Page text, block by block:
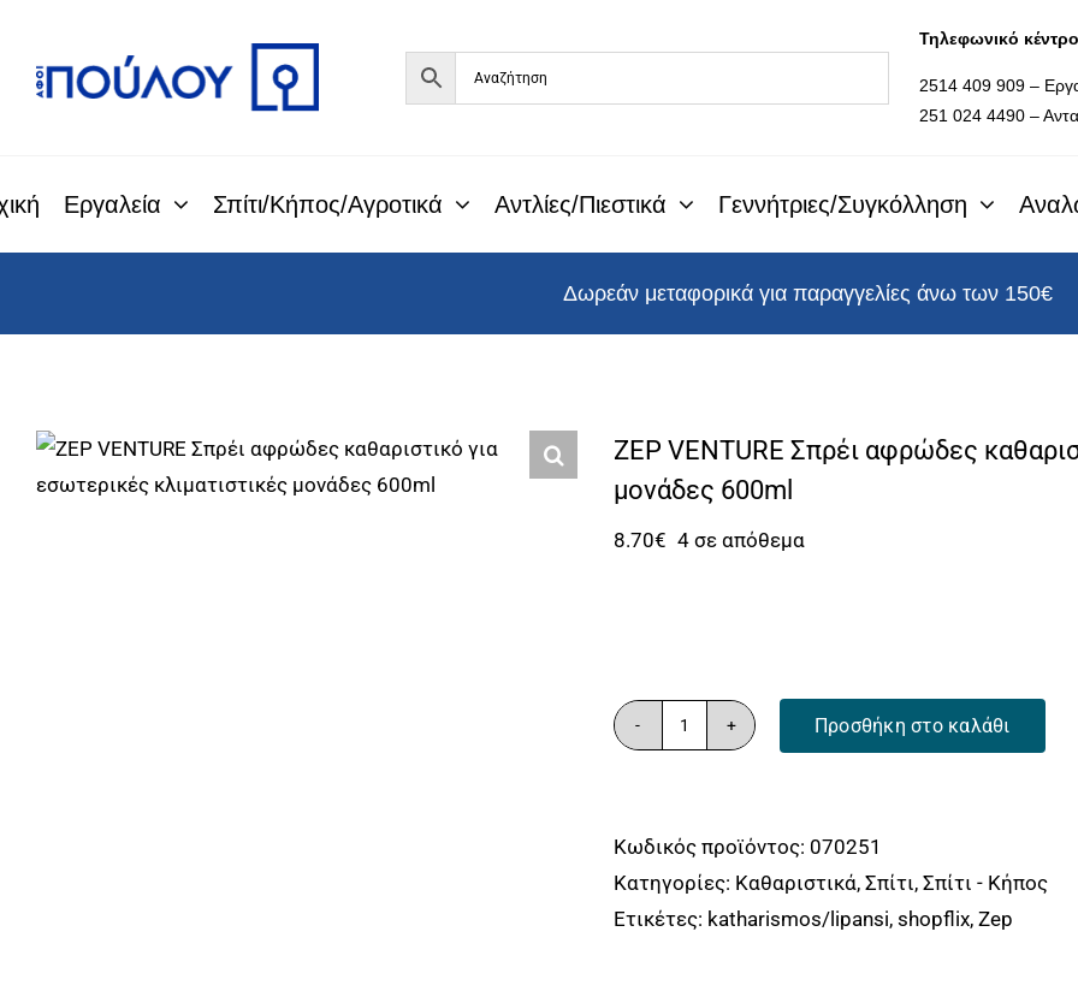
περιεχόμενο
Τηλεφωνικό κέντρο
2514 409 909 –
251 024 4490 –
Εργαλεία Σπίτι/Κήπος/Αγροτικά Αντλίες/Πιεστικά Γεννήτριες/Συγκόλληση
Δωρεάν μεταφορικά για παραγγελίες άνω των 150€
ZEP VENTURE Σπρέι αφρώδες
μονάδες 600ml
8.70€ 4 σε απόθεμα
αφρώδες
καθαριστικό
για
Προσθήκη στο καλάθι
Κωδικός προϊόντος: 070251
Κατηγορίες: Καθαριστικά, Σπίτι, Σπίτι - Κήπος
Ετικέτες: katharismos/lipansi, shopflix, Zep